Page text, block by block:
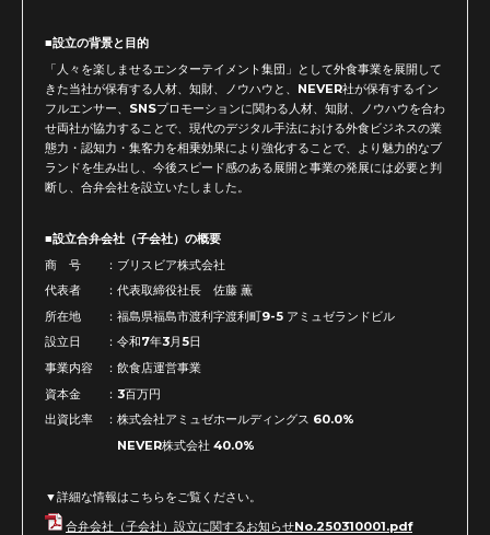
■設立の背景と目的
「人々を楽しませるエンターテイメント集団」として外食事業を展開して
きた当社が保有する人材、知財、ノウハウと、NEVER社が保有するイン
フルエンサー、SNSプロモーションに関わる人材、知財、ノウハウを合わ
せ両社が協力することで、現代のデジタル手法における外食ビジネスの業
態力・認知力・集客力を相乗効果により強化することで、より魅力的なブ
ランドを生み出し、今後スピード感のある展開と事業の発展には必要と判
断し、合弁会社を設立いたしました。
■設立合弁会社（子会社）の概要
商 号 ：ブリスビア株式会社
代表者 ：代表取締役社長 佐藤 薫
所在地 ：福島県福島市渡利字渡利町9-5 アミュゼランドビル
設立日 ：令和7年3月5日
事業内容 ：飲食店運営事業
資本金 ：3百万円
出資比率 ：株式会社アミュゼホールディングス 60.0%
NEVER株式会社 40.0%
▼詳細な情報はこちらをご覧ください。
合弁会社（子会社）設立に関するお知らせNo.250310001.pdf